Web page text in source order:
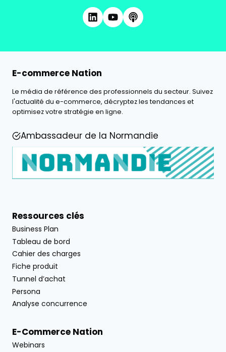
E-commerce Nation
Le média de référence des professionnels du secteur. Suivez
l'actualité du e-commerce, décryptez les tendances et
optimisez votre stratégie en ligne.
Ambassadeur de la Normandie
Ressources clés
Business Plan
Tableau de bord
Cahier des charges
Fiche produit
Tunnel d’achat
Persona
Analyse concurrence
E-Commerce Nation
Webinars